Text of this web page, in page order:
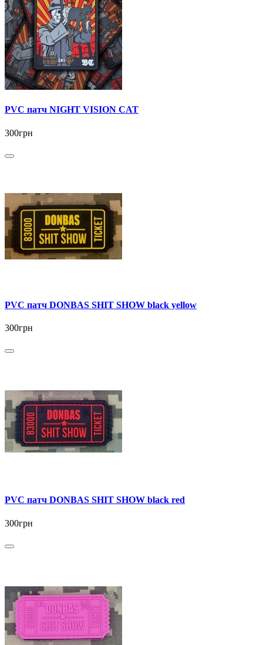
PVC патч NIGHT VISION CAT
300грн
PVC патч DONBAS SHIT SHOW black yellow
300грн
PVC патч DONBAS SHIT SHOW black red
300грн